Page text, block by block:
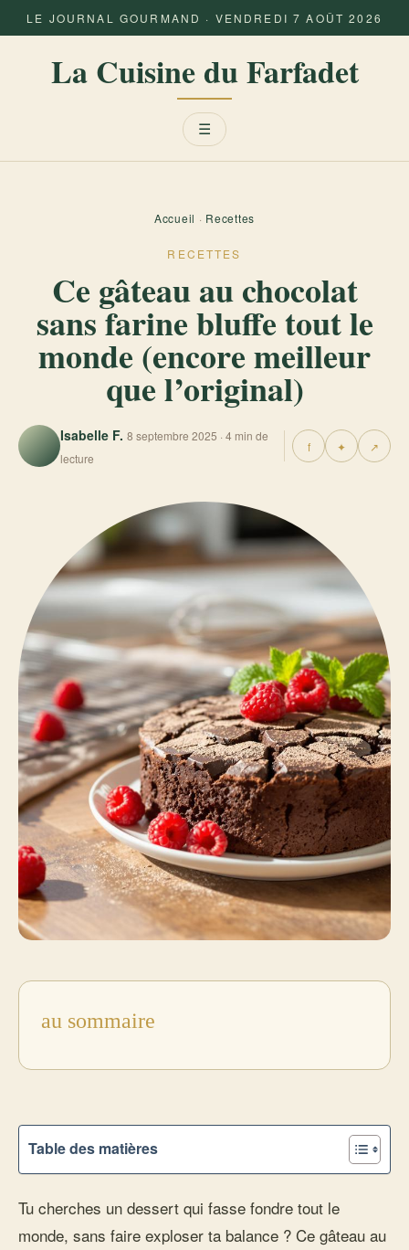
LE JOURNAL GOURMAND · VENDREDI 7 AOÛT 2026
La Cuisine du Farfadet
Menu
☰
Accueil · Recettes
RECETTES
Ce gâteau au chocolat
sans farine bluffe tout le
monde (encore meilleur
que l’original)
Isabelle F. 8 septembre 2025 · 4 min de
lecture
f ✦ ↗
au sommaire
Table des matières
Tu cherches un dessert qui fasse fondre tout le
monde, sans faire exploser ta balance ? Ce gâteau au